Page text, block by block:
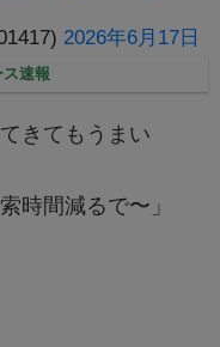
2026年6月17日
速報
きてもうまい
時間減るで〜」